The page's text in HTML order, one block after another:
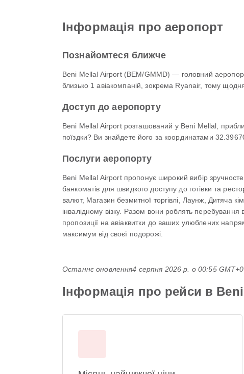
Інформація про аеропорт
Познайомтеся ближче
Beni Mellal Airport (BEM/GMMD) — головний
близько 1 авіакомпаній, зокрема Ryanair, тому
Доступ до аеропорту
Beni Mellal Airport розташований у Beni Mellal,
поїздки? Ви знайдете його за координатами
Послуги аеропорту
Beni Mellal Airport пропонує широкий вибір
банкоматів для швидкого доступу до готівки та
валют, Магазин безмитної торгівлі, Лаунж, Дитяча
інвалідному візку. Разом вони роблять
пропозиції на авіаквитки до ваших улюблених
максимум від своєї подорожі.
Останнє оновлення4 серпня 2026 р. о 00:55 GMT+0
Інформація про рейси в